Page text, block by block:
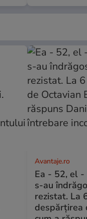
Avantaje.ro
Ea - 52, el -
s-au
rezistat. La
despărțirea